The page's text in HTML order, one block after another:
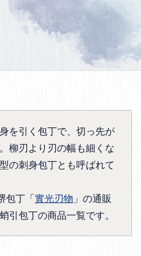
を引く包丁で、切っ先が
柳刃より刃の幅も細くな
の刺身包丁とも呼ばれて
包丁「實光刃物 」の通販
引包丁の商品一覧です。